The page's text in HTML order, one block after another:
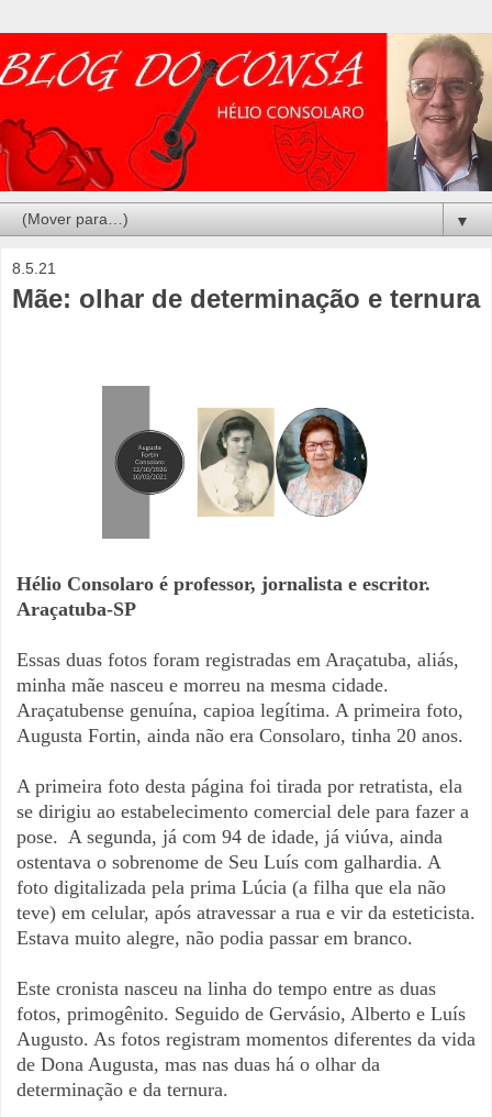
▼
8.5.21
Mãe: olhar de determinação e ternura
Hélio Consolaro é professor, jornalista e escritor.
Araçatuba-SP
Essas duas fotos foram registradas em Araçatuba, aliás,
minha mãe nasceu e morreu na mesma cidade.
Araçatubense genuína, capioa legítima. A primeira foto,
Augusta Fortin, ainda não era Consolaro, tinha 20 anos.
A primeira foto desta página foi tirada por retratista, ela
se dirigiu ao estabelecimento comercial dele para fazer a
pose. A segunda, já com 94 de idade, já viúva, ainda
ostentava o sobrenome de Seu Luís com galhardia. A
foto digitalizada pela prima Lúcia (a filha que ela não
teve) em celular, após atravessar a rua e vir da esteticista.
Estava muito alegre, não podia passar em branco.
Este cronista nasceu na linha do tempo entre as duas
fotos, primogênito. Seguido de Gervásio, Alberto e Luís
Augusto. As fotos registram momentos diferentes da vida
de Dona Augusta, mas nas duas há o olhar da
determinação e da ternura.